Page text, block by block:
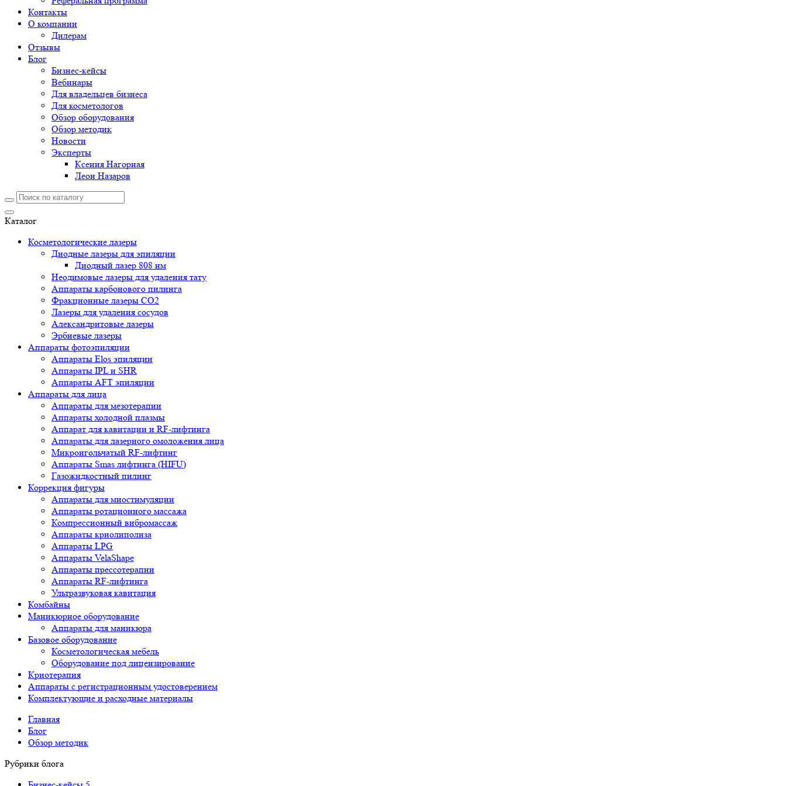
Контакты
О компании
Дилерам
Отзывы
Блог
Бизнес-кейсы
Вебинары
Для владельцев бизнеса
Для косметологов
Обзор оборудования
Обзор методик
Новости
Эксперты
Ксения Нагорная
Леон Назаров
Каталог
Косметологические лазеры
Диодные лазеры для эпиляции
Диодный лазер 808 нм
Неодимовые лазеры для удаления тату
Аппараты карбонового пилинга
Фракционные лазеры CO2
Лазеры для удаления сосудов
Александритовые лазеры
Эрбиевые лазеры
Аппараты фотоэпиляции
Аппараты Elos эпиляции
Аппараты IPL и SHR
Аппараты AFT эпиляции
Аппараты для лица
Аппараты для мезотерапии
Аппараты холодной плазмы
Аппарат для кавитации и RF-лифтинга
Аппараты для лазерного омоложения лица
Микроигольчатый RF-лифтинг
Аппараты Smas лифтинга (HIFU)
Газожидкостный пилинг
Коррекция фигуры
Аппараты для миостимуляции
Аппараты ротационного массажа
Компрессионный вибромассаж
Аппараты криолиполиза
Аппараты LPG
Аппараты VelaShape
Аппараты прессотерапии
Аппараты RF-лифтинга
Ультразвуковая кавитация
Комбайны
Маникюрное оборудование
Аппараты для маникюра
Базовое оборудование
Косметологическая мебель
Оборудование под лицензирование
Криотерапия
Аппараты c регистрационным удостоверением
Комплектующие и расходные материалы
Главная
Блог
Обзор методик
Рубрики блога